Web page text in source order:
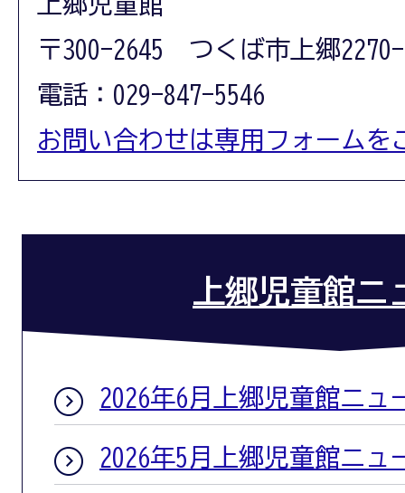
〒300-2645 つくば市上郷
電話：029-847-5546
お問い合わせは専用フォームを
上郷児童館ニ
2026年6月上郷児童館ニュ
2026年5月上郷児童館ニュ